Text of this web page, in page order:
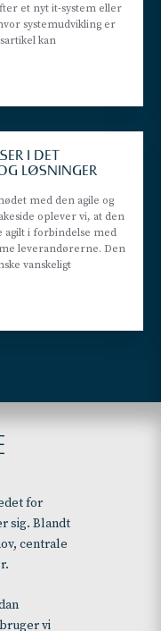
et nyt it-system eller
systemudvikling er
kan
I DET
LØSNINGER
med den agile og
oplever vi, at den
agilt i forbindelse med
leverandørerne. Den
vanskeligt
for
sig. Blandt
centrale
vi